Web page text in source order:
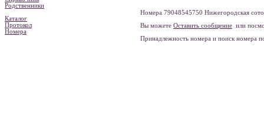
Родственники
Каталог
Протокол
Номера
Номера 79048545750 Нижегородская
Вы можете Оставить сообщение или
Принадлежность номера и поиск номера